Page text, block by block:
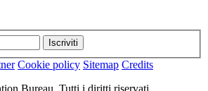
Iscriviti
Cookie policy Sitemap Credits
Bureau. Tutti i diritti riservati.